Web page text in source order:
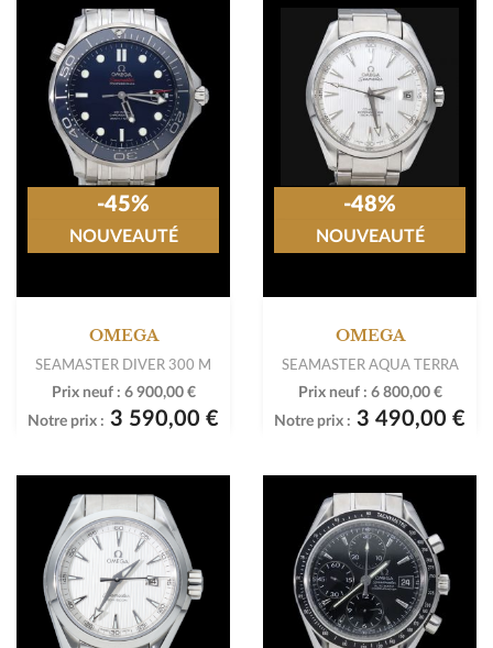
OMEGA
SEAMASTER DIVER 300 M
Prix neuf : 6 900,00 €
Notre prix : 3 590,00 €
-45%
NOUVEAUTÉ
OMEGA
SEAMASTER AQUA TERRA
Prix neuf : 6 800,00 €
Notre prix : 3 490,00 €
-48%
NOUVEAUTÉ